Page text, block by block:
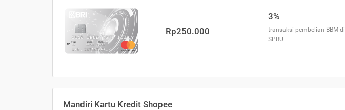
Rp250.000
3%
transaksi pembelian BBM di
SPBU
Mandiri Kartu Kredit Shopee